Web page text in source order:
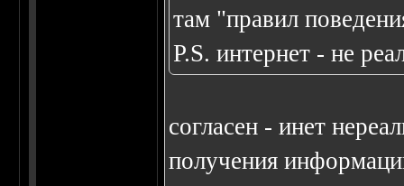
там "правил
P.S. интернет - не
согласен - инет
получения